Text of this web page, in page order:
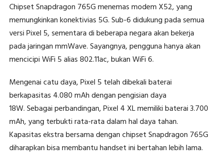
Chipset Snapdragon 765G menemas modem X52, yang
memungkinkan konektivias 5G. Sub-6 didukung pada semua
versi Pixel 5, sementara di beberapa negara akan bekerja
pada jaringan mmWave. Sayangnya, pengguna hanya akan
mencicipi WiFi 5 alias 802.11ac, bukan WiFi 6.
Mengenai catu daya, Pixel 5 telah dibekali baterai
berkapasitas 4.080 mAh dengan pengisian daya
18W. Sebagai perbandingan, Pixel 4 XL memiliki baterai 3.700
mAh, yang terbukti rata-rata dalam hal daya tahan.
Kapasitas ekstra bersama dengan chipset Snapdragon 765G
diharapkan bisa membantu handset ini bertahan lebih lama.